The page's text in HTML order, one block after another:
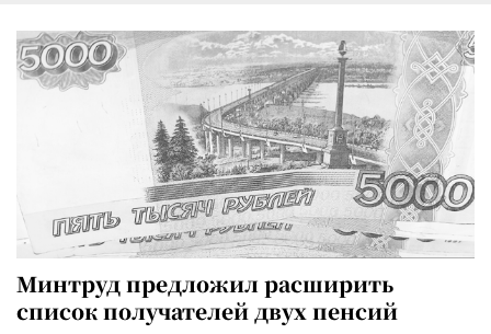
Минтруд предложил расширить
список получателей двух пенсий